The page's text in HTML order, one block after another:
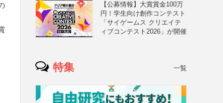
【公募情報】大賞賞金100万
円！学生向け創作コンテスト
「サイゲームス クリエイテ
ィブコンテスト2026」が開催
特集 一覧